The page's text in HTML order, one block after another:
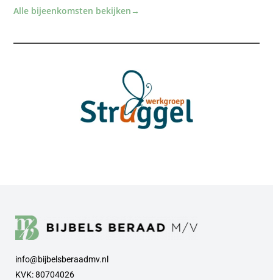
Alle bijeenkomsten bekijken →
info@bijbelsberaadmv.nl
KVK: 80704026